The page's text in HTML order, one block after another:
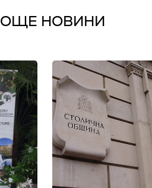
ОЩЕ НОВИНИ